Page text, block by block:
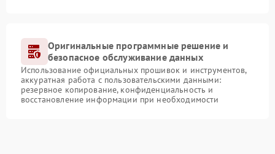
Оригинальные программные решение и
безопасное обслуживание данных
Использование официальных прошивок и инструментов,
аккуратная работа с пользовательскими данными:
резервное копирование, конфиденциальность и
восстановление информации при необходимости